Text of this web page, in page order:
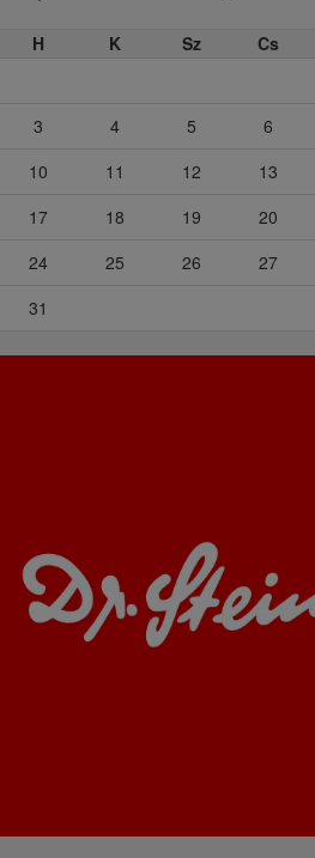
H K Sz Cs
3
4 5 6
10
11 12 13
17
18 19 20
24
25 26 27
31